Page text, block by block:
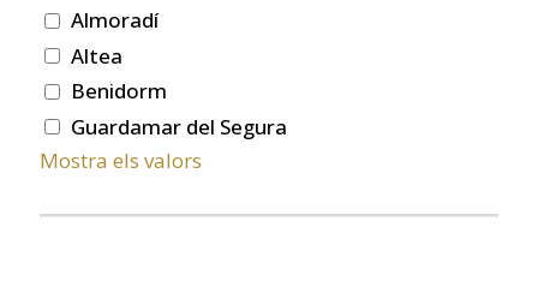
Almoradí
Altea
Benidorm
Guardamar del Segura
Mostra els valors